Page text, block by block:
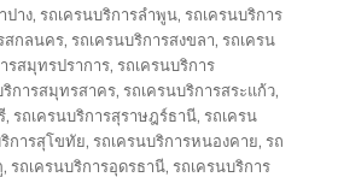
ปาง,รถเครนบริการลำพูน,รถเครนบริการ
สกลนคร,รถเครนบริการสงขลา,รถเครน
รสมุทรปราการ,รถเครนบริการ
ริการสมุทรสาคร,รถเครนบริการสระแก้ว,
,รถเครนบริการสุราษฎร์ธานี,รถเครน
การสุโขทัย,รถเครนบริการหนองคาย,รถ
,รถเครนบริการอุดรธานี,รถเครนบริการ